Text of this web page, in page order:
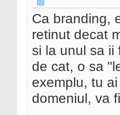
Ca branding,
retinut decat
si la unul sa ii
de cat, o sa
exemplu, tu
domeniul, va